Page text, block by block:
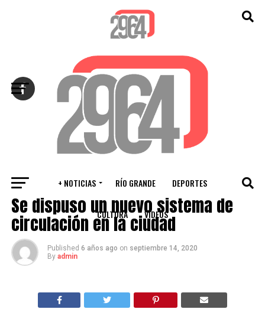
+ NOTICIAS RÍO GRANDE DEPORTES
CULTURA VIDEOS
RÍO GRANDE
Se dispuso un nuevo sistema de
circulación en la ciudad
Published 6 años ago on septiembre 14, 2020
By admin
Salir de la versión móvil